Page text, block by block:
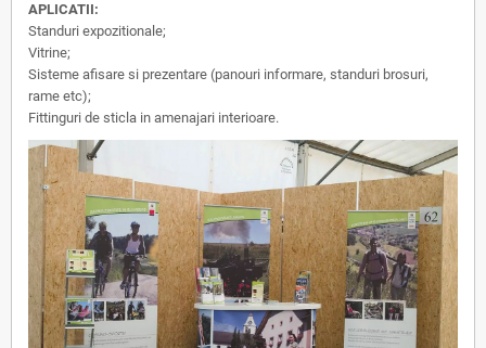
APLICATII:
Standuri expozitionale;
Vitrine;
Sisteme afisare si prezentare (panouri informare, standuri brosuri,
rame etc);
Fittinguri de sticla in amenajari interioare.